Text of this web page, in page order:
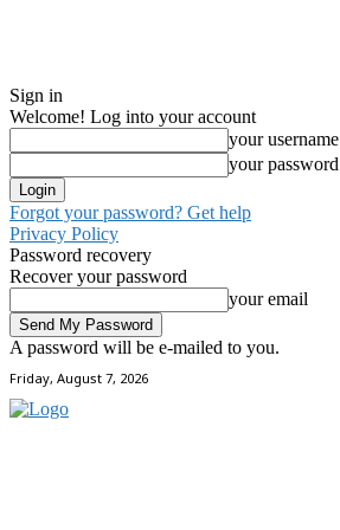
Sign in
Welcome! Log into your account
your username
your password
Forgot your password? Get help
Privacy Policy
Password recovery
Recover your password
your email
A password will be e-mailed to you.
Friday, August 7, 2026